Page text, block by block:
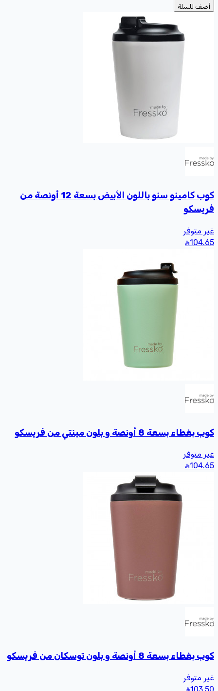
أضف للسلة
كوب كامينو سنو باللون الأبيض بسعة 12 أونصة من
فريسكو
غير متوفر
104.65
كوب بغطاء بسعة 8 أونصة و بلون مينتي من فريسكو
غير متوفر
104.65
كوب بغطاء بسعة 8 أونصة و بلون توسكان من فريسكو
غير متوفر